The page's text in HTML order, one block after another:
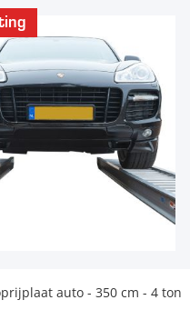
auto - 350 cm - 4 ton